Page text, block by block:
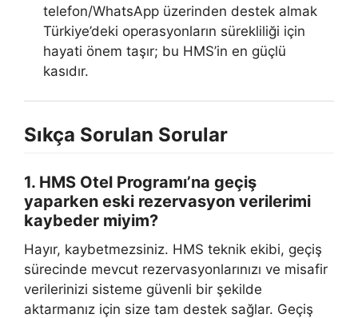
telefon/WhatsApp üzerinden destek almak
Türkiye’deki operasyonların sürekliliği için
hayati önem taşır; bu HMS’in en güçlü
kasıdır.
Sıkça Sorulan Sorular
1. HMS Otel Programı’na geçiş
yaparken eski rezervasyon verilerimi
kaybeder miyim?
Hayır, kaybetmezsiniz. HMS teknik ekibi, geçiş
sürecinde mevcut rezervasyonlarınızı ve misafir
verilerinizi sisteme güvenli bir şekilde
aktarmanız için size tam destek sağlar. Geçiş